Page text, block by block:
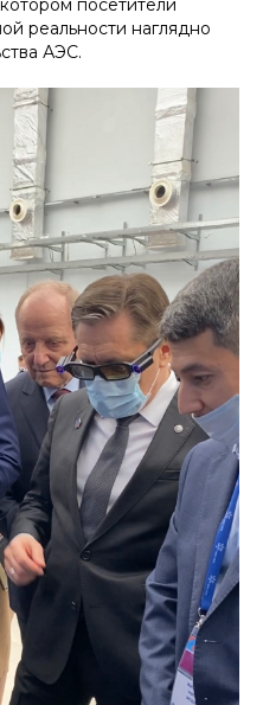
реальности наглядно
АЭС.